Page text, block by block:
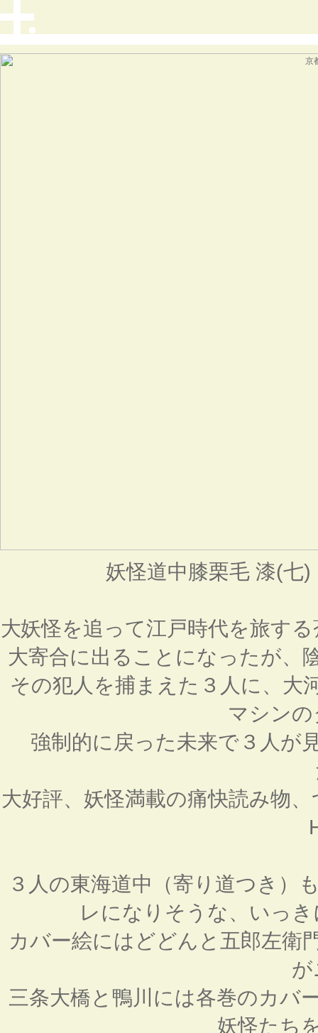
妖怪道中膝栗毛 漆(七
大妖怪を追って江戸時代を旅す
大寄合に出ることになったが、
その犯人を捕まえた３人に、大
マシン
強制的に戻った未来で３人が
大好評、妖怪満載の痛快読み物
３人の東海道中（寄り道つき）
レになりそうな、いっ
カバー絵にはどどんと五郎左衛
が
三条大橋と鴨川には各巻のカバ
妖怪たち